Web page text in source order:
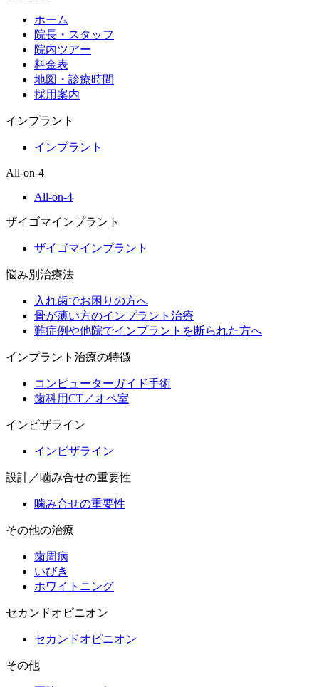
ホーム
院長・スタッフ
院内ツアー
料金表
地図・診療時間
採用案内
インプラント
インプラント
All-on-4
All-on-4
ザイゴマインプラント
ザイゴマインプラント
悩み別治療法
入れ歯でお困りの方へ
骨が薄い方のインプラント治療
難症例や他院でインプラントを断られた方へ
インプラント治療の特徴
コンピューターガイド手術
歯科用CT／オペ室
インビザライン
インビザライン
設計／噛み合せの重要性
噛み合せの重要性
その他の治療
歯周病
いびき
ホワイトニング
セカンドオピニオン
セカンドオピニオン
その他